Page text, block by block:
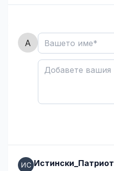
Истински_Патриот